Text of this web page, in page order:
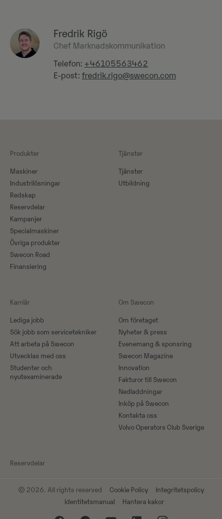
Fredrik Rigö
Chef Marknadskommunikation
Telefon: +46105563462
E-post: fredrik.rigo@swecon.com
Produkter
Maskiner​
Industrilösningar
Redskap
Reservdelar
Kampanjer
Specialmaskiner
Övriga produkter
Swecon Road
Finansiering
Tjänster
Tjänster
Utbildning
Karriär
Lediga jobb
Sök jobb som servicetekniker
Att arbeta på Swecon
Utvecklas med oss
Studenter och
nyutexaminerade
Om Swecon
Om företaget
Nyheter & press
Evenemang & sponsring
Swecon Magazine
Innovation
Fakturor till Swecon
Nedladdningar
Inköp på Swecon
Kontakta oss
Volvo Operators Club Sverige
Reservdelar
© 2026. All rights reserved Cookie Policy
Integritetspolicy
Identitetsmanual
Hantera kakor